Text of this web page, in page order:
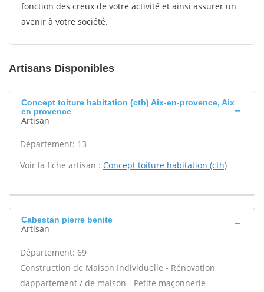
fonction des creux de votre activité et ainsi assurer un
avenir à votre société.
Artisans Disponibles
Concept toiture habitation (cth) Aix-en-provence, Aix
en provence
Artisan
Département: 13
Voir la fiche artisan : Concept toiture habitation (cth)
Cabestan pierre benite
Artisan
Département: 69
Construction de Maison Individuelle - Rénovation
dappartement / de maison - Petite maçonnerie -